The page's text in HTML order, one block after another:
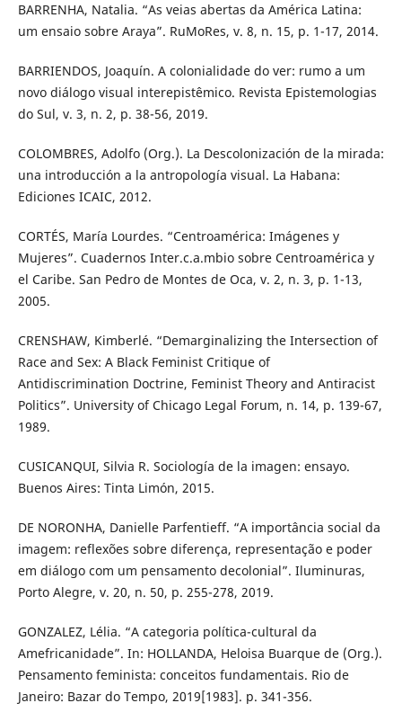
BARRENHA, Natalia. “As veias abertas da América Latina:
um ensaio sobre Araya”. RuMoRes, v. 8, n. 15, p. 1-17, 2014.
BARRIENDOS, Joaquín. A colonialidade do ver: rumo a um
novo diálogo visual interepistêmico. Revista Epistemologias
do Sul, v. 3, n. 2, p. 38-56, 2019.
COLOMBRES, Adolfo (Org.). La Descolonización de la mirada:
una introducción a la antropología visual. La Habana:
Ediciones ICAIC, 2012.
CORTÉS, María Lourdes. “Centroamérica: Imágenes y
Mujeres”. Cuadernos Inter.c.a.mbio sobre Centroamérica y
el Caribe. San Pedro de Montes de Oca, v. 2, n. 3, p. 1-13,
2005.
CRENSHAW, Kimberlé. “Demarginalizing the Intersection of
Race and Sex: A Black Feminist Critique of
Antidiscrimination Doctrine, Feminist Theory and Antiracist
Politics”. University of Chicago Legal Forum, n. 14, p. 139-67,
1989.
CUSICANQUI, Silvia R. Sociología de la imagen: ensayo.
Buenos Aires: Tinta Limón, 2015.
DE NORONHA, Danielle Parfentieff. “A importância social da
imagem: reflexões sobre diferença, representação e poder
em diálogo com um pensamento decolonial”. Iluminuras,
Porto Alegre, v. 20, n. 50, p. 255-278, 2019.
GONZALEZ, Lélia. “A categoria política-cultural da
Amefricanidade”. In: HOLLANDA, Heloisa Buarque de (Org.).
Pensamento feminista: conceitos fundamentais. Rio de
Janeiro: Bazar do Tempo, 2019[1983]. p. 341-356.